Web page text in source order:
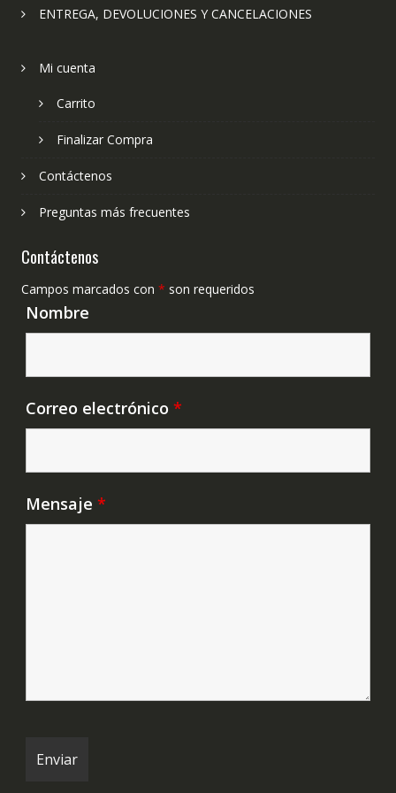
ENTREGA, DEVOLUCIONES Y CANCELACIONES
Mi cuenta
Carrito
Finalizar Compra
Contáctenos
Preguntas más frecuentes
Contáctenos
Campos marcados con * son requeridos
Nombre
Correo electrónico *
Mensaje *